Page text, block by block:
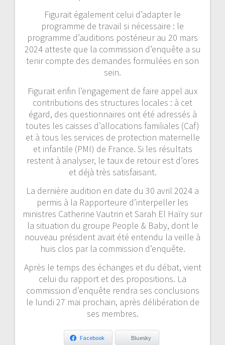
Figurait également celui d’adapter le
programme de travail si nécessaire : le
programme d’auditions postérieur au 20 mars
2024 atteste que la commission d’enquête a su
tenir compte des demandes formulées en son
sein.
Figurait enfin l’engagement de faire appel aux
contributions des structures locales : à cet
égard, des questionnaires ont été adressés à
toutes les caisses d’allocations familiales (Caf)
et à tous les services de protection maternelle
et infantile (PMI) de France. Si les résultats
restent à analyser, le taux de retour est d’ores
et déjà très satisfaisant.
La dernière audition en date du 30 avril 2024 a
permis à la Rapporteure d’interpeller les
ministres Catherine Vautrin et Sarah El Haïry sur
la situation du groupe People & Baby, dont le
nouveau président avait été entendu la veille à
huis clos par la commission d’enquête.
Après le temps des échanges et du débat, vient
celui du rapport et des propositions. La
commission d’enquête rendra ses conclusions
le lundi 27 mai prochain, après délibération de
ses membres.
Facebook Bluesky